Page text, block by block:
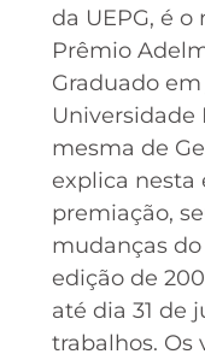
da UEPG, é
Prêmio
Graduado
Universidade
mesma de
explica nesta
premiação,
mudanças
edição de
até dia 31 de
trabalhos. Os